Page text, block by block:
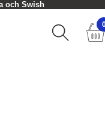
och Swish